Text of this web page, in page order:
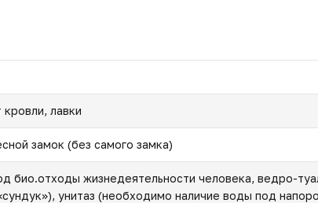
лавки
замок (без самого замка)
био.отходы жизнедеятельности человека, ведро-
унитаз (необходимо наличие воды под